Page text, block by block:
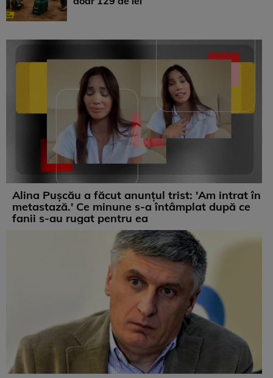
Alina Pușcău a făcut anunțul trist: 'Am intrat în
metastază.' Ce minune s-a întâmplat după ce
fanii s-au rugat pentru ea